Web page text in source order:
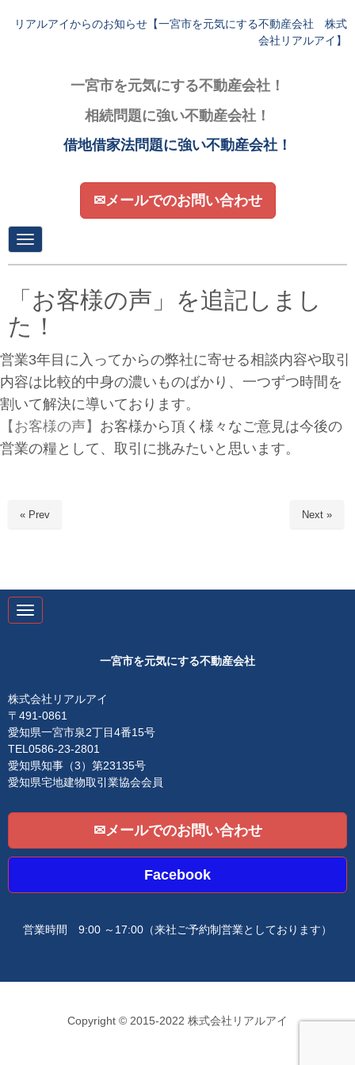
リアルアイからのお知らせ【一宮市を元気にする不動産会社 株式
会社リアルアイ】
一宮市を元気にする不動産会社！
相続問題に強い不動産会社！
借地借家法問題に強い不動産会社！
✉メールでのお問い合わせ
N
a
v
g
i
o
n
「お客様の声」を追記しまし
た！
営業3年目に入ってからの弊社に寄せる相談内容や取引
内容は比較的中身の濃いものばかり、一つずつ時間を
割いて解決に導いております。
【お客様の声】 お客様から頂く様々なご意見は今後の
営業の糧として、取引に挑みたいと思います。
« Prev Next »
N
a
i
o
一宮市を元気にする不動産会社
株式会社リアルアイ
〒491-0861
愛知県一宮市泉2丁目4番15号
TEL0586-23-2801
愛知県知事（3）第23135号
愛知県宅地建物取引業協会会員
✉メールでのお問い合わせ
Facebook
営業時間 9:00 ～17:00 （来社ご予約制営業としております）
Copyright © 2015-2022 株式会社リアルアイ